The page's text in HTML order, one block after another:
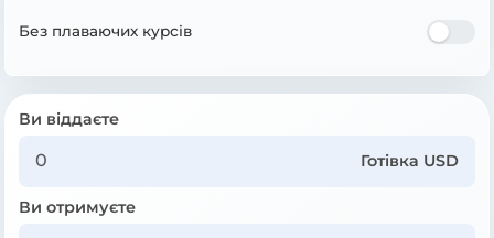
Без плаваючих курсів
Ви віддаєте
Готівка USD
Ви отримуєте